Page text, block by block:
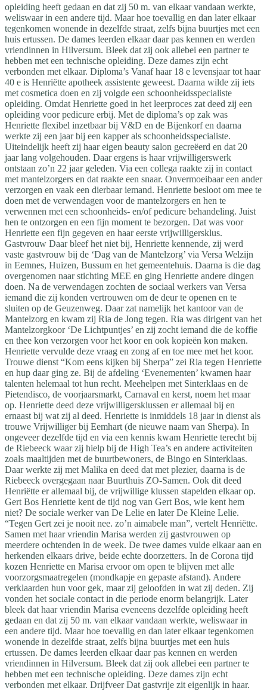
opleiding heeft gedaan en dat zij 50 m. van elkaar vandaan werkte,
weliswaar in een andere tijd. Maar hoe toevallig en dan later elkaar
tegenkomen wonende in dezelfde straat, zelfs bijna buurtjes met een
huis ertussen. De dames leerden elkaar daar pas kennen en werden
vriendinnen in Hilversum. Bleek dat zij ook allebei een partner te
hebben met een technische opleiding. Deze dames zijn echt
verbonden met elkaar. Diploma’s Vanaf haar 18 e levensjaar tot haar
40 e is Henriëtte apotheek assistente geweest. Daarna wilde zij iets
met cosmetica doen en zij volgde een schoonheidsspecialiste
opleiding. Omdat Henriette goed in het leerproces zat deed zij een
opleiding voor pedicure erbij. Met de diploma’s op zak was
Henriette flexibel inzetbaar bij V&D en de Bijenkorf en daarna
werkte zij een jaar bij een kapper als schoonheidsspecialiste.
Uiteindelijk heeft zij haar eigen beauty salon gecreëerd en dat 20
jaar lang volgehouden. Daar ergens is haar vrijwilligerswerk
ontstaan zo’n 22 jaar geleden. Via een collega raakte zij in contact
met mantelzorgers en dat raakte een snaar. Onvermoeibaar een ander
verzorgen en vaak een dierbaar iemand. Henriette besloot om mee te
doen met de verwendagen voor de mantelzorgers en hen te
verwennen met een schoonheids- en/of pedicure behandeling. Juist
hen te ontzorgen en een fijn moment te bezorgen. Dat was voor
Henriette een fijn gegeven en haar eerste vrijwilligersklus.
Gastvrouw Daar bleef het niet bij, Henriette kennende, zij werd
vaste gastvrouw bij de ‘Dag van de Mantelzorg’ via Versa Welzijn
in Eemnes, Huizen, Bussum en het gemeentehuis. Daarna is die dag
overgenomen naar stichting MEE en ging Henriette andere dingen
doen. Na de verwendagen zochten de sociaal werkers van Versa
iemand die zij konden vertrouwen om de deur te openen en te
sluiten op de Geuzenweg. Daar zat namelijk het kantoor van de
Mantelzorg en kwam zij Ria de Jong tegen. Ria was dirigent van het
Mantelzorgkoor ‘De Lichtpuntjes’ en zij zocht iemand die de koffie
en thee kon verzorgen voor het koor en ook kopieën kon maken.
Henriette vervulde deze vraag en zong af en toe mee met het koor.
Trouwe dienst “Kom eens kijken bij Sherpa” zei Ria tegen Henriette
en hup daar ging ze. Bij de afdeling ‘Evenementen’ kwamen haar
talenten helemaal tot hun recht. Meehelpen met Sinterklaas en de
Pietendisco, de voorjaarsmarkt, Carnaval en kerst, noem het maar
op. Henriette deed deze vrijwilligersklussen er allemaal bij en
ernaast bij wat zij al deed. Henriette is inmiddels 18 jaar in dienst als
trouwe Vrijwilliger bij Eemhart (de nieuwe naam van Sherpa). In
ongeveer dezelfde tijd en via een kennis kwam Henriette terecht bij
de Riebeeck waar zij hielp bij de High Tea’s en andere activiteiten
zoals maaltijden met de buurtbewoners, de Bingo en Sinterklaas.
Daar werkte zij met Malika en deed dat met plezier, daarna is de
Riebeeck overgegaan naar Buurthuis ZO-Samen. Ook dit deed
Henriëtte er allemaal bij, de vrijwillige klussen stapelden elkaar op.
Gert Bos Henriette kent de tijd nog van Gert Bos, wie kent hem
niet? De sociale werker van De Lelie en later De Kleine Lelie.
“Tegen Gert zei je nooit nee. zo’n aimabele man”, vertelt Henriëtte.
Samen met haar vriendin Marisa werden zij gastvrouwen op
meerdere ochtenden in de week. De twee dames vulde elkaar aan en
herkenden elkaars drive, beide echte doorzetters. In de Corona tijd
kozen Henriette en Marisa ervoor om open te blijven met alle
voorzorgsmaatregelen (mondkapje en gepaste afstand). Andere
verklaarden hun voor gek, maar zij geloofden in wat zij deden. Zij
vonden het sociale contact in die periode enorm belangrijk. Later
bleek dat haar vriendin Marisa eveneens dezelfde opleiding heeft
gedaan en dat zij 50 m. van elkaar vandaan werkte, weliswaar in
een andere tijd. Maar hoe toevallig en dan later elkaar tegenkomen
wonende in dezelfde straat, zelfs bijna buurtjes met een huis
ertussen. De dames leerden elkaar daar pas kennen en werden
vriendinnen in Hilversum. Bleek dat zij ook allebei een partner te
hebben met een technische opleiding. Deze dames zijn echt
verbonden met elkaar. Drijfveer Dat gastvrije zit eigenlijk in haar.